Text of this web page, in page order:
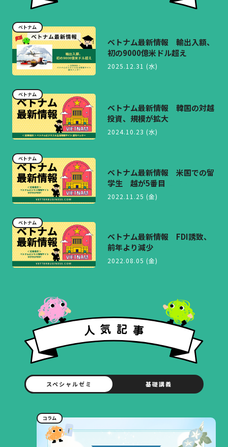
ベトナム
ベトナム最新情報 輸出入額、
初の9000億米ドル超え
2025.12.31 (水)
ベトナム
ベトナム最新情報 韓国の対越
投資、規模が拡大
2024.10.23 (水)
ベトナム
ベトナム最新情報 米国での留
学生 越が5番目
2022.11.25 (金)
ベトナム
ベトナム最新情報 FDI誘致、
前年より減少
2022.08.05 (金)
スペシャルゼミ 基礎講義
コラム